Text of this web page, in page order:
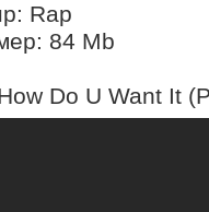
Rap
84 Mb
Do U Want It